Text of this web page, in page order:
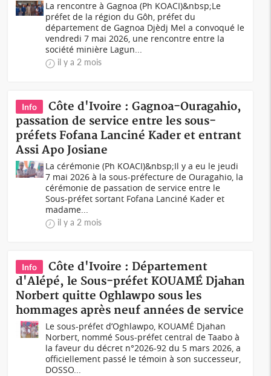
La rencontre à Gagnoa (Ph KOACI)&nbsp;Le
préfet de la région du Gôh, préfet du
département de Gagnoa Djèdj Mel a convoqué le
vendredi 7 mai 2026, une rencontre entre la
société minière Lagun...
il y a 2 mois
Info
Côte d'Ivoire : Gagnoa-Ouragahio,
passation de service entre les sous-
préfets Fofana Lanciné Kader et entrant
Assi Apo Josiane
La cérémonie (Ph KOACI)&nbsp;Il y a eu le jeudi
7 mai 2026 à la sous-préfecture de Ouragahio, la
cérémonie de passation de service entre le
Sous-préfet sortant Fofana Lanciné Kader et
madame...
il y a 2 mois
Info
Côte d'Ivoire : Département
d'Alépé, le Sous-préfet KOUAMÉ Djahan
Norbert quitte Oghlawpo sous les
hommages après neuf années de service
Le sous-préfet d’Oghlawpo, KOUAMÉ Djahan
Norbert, nommé Sous-préfet central de Taabo à
la faveur du décret n°2026-92 du 5 mars 2026, a
officiellement passé le témoin à son successeur,
DOSSO...